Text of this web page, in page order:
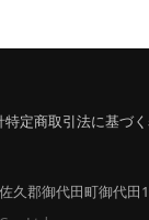
特定商取引法に基づ
久郡御代田町御代田